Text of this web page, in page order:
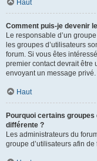
Haut
Comment puis-je devenir
Le responsable d’un
les groupes d’utilisateurs
forum. Si vous êtes
premier contact devrait être
envoyant un message privé.
Haut
Pourquoi certains
différente ?
Les administrateurs du
groupe d’utilisateurs afin